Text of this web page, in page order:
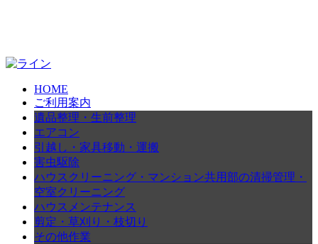
HOME
ご利用案内
遺品整理・生前整理
エアコン
引越し・家具移動・運搬
害虫駆除
ハウスクリーニング・マンション共用部の清掃管理・
空室クリーニング
ハウスメンテナンス
剪定・草刈り・枝切り
その他作業